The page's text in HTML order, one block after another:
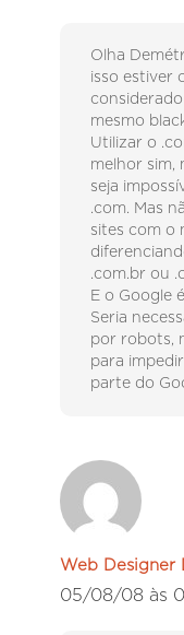
Olha
isso estiver
mesmo
Utilizar o
melhor sim,
seja
.com. Mas
sites com o
.com.br ou
E o Google
Seria
por robots,
para
parte do
Web Designer
05/08/08 às